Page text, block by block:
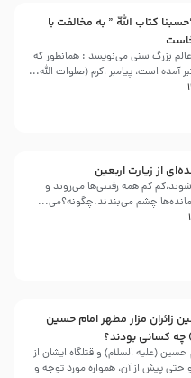
كتاب اللّه ” به مخالفت با
خفاجی مصری عالم بزرگ سنی می‌نویسد : همانطور که
آمده است، پیامبر اکرم (صلوات اللّه...
از زیارت اربعین
کم همه رفتنی‌ها می‌روند و
چشم می‌بندند.چگونه؟می‌...
زائران مزار مطهر امام حسین
چه کسانی بودند؟
حسین (علیه السلام) و قتلگاه ایشان از
پیش از آن، همواره مورد توجه و